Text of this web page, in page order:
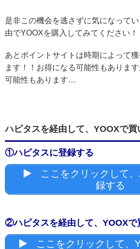
是非この機会を逃さずに気になって
由でYOOXを購入してみてください！
あとポイントサイトは時期によって
ます！！お得になる可能性もありま
可能性もあります…
ハピタスを経由して、YOOXで買
①ハピタスに登録する
ここをクリックして
録する
②ハピタスを経由して、YOOXで
ここをクリックして、